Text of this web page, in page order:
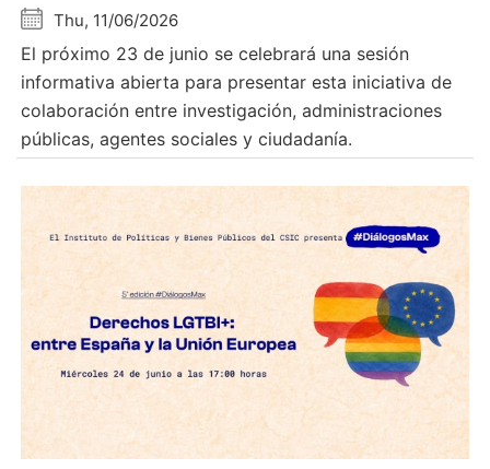
Thu, 11/06/2026
El próximo 23 de junio se celebrará una sesión
informativa abierta para presentar esta iniciativa de
colaboración entre investigación, administraciones
públicas, agentes sociales y ciudadanía.